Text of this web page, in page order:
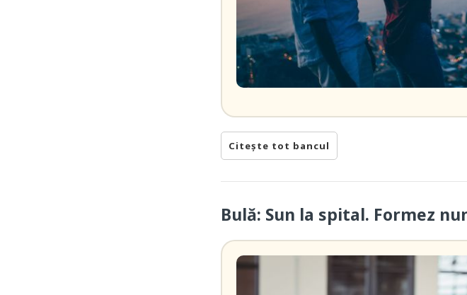
Citește tot bancul
Bulă: Sun la spital. Formez